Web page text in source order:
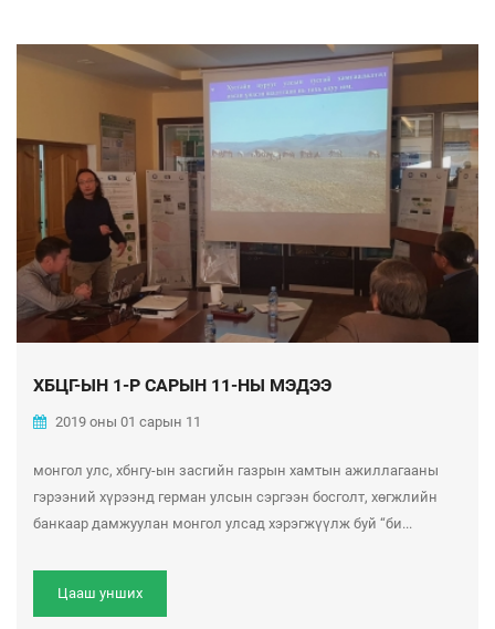
ХБЦГ-ЫН 1-Р САРЫН 11-НЫ МЭДЭЭ
2019 оны 01 сарын 11
монгол улс, хбнгу-ын засгийн газрын хамтын ажиллагааны
гэрээний хүрээнд герман улсын сэргээн босголт, хөгжлийн
банкаар дамжуулан монгол улсад хэрэгжүүлж буй “би...
Цааш унших